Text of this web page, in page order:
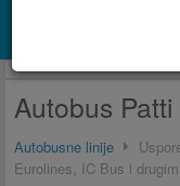
Potraži
Autobus
Autobusne linije
Eurolines, IC Bus i